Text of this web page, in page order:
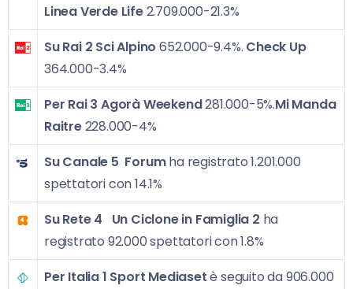
Linea Verde Life2.709.000-21.3%
Su Rai 2 Sci Alpino 652.000-9.4%. Check Up
364.000-3.4%
Per Rai 3 Agorà Weekend281.000-5%.Mi Manda
Raitre228.000-4%
Su Canale 5 Forumha registrato 1.201.000
spettatori con 14.1%
Su Rete 4
Un Ciclone in Famiglia 2 ha
registrato 92.000 spettatori con 1.8%
Per Italia 1 Sport Mediasetè seguito da 906.000